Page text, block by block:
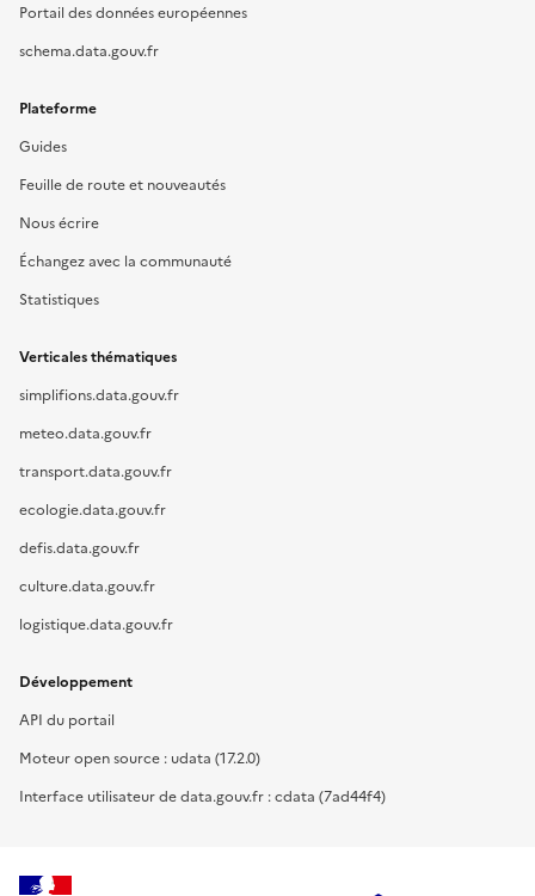
Portail des données européennes
schema.data.gouv.fr
Plateforme
Guides
Feuille de route et nouveautés
Nous écrire
Échangez avec la communauté
Statistiques
Verticales thématiques
simplifions.data.gouv.fr
meteo.data.gouv.fr
transport.data.gouv.fr
ecologie.data.gouv.fr
defis.data.gouv.fr
culture.data.gouv.fr
logistique.data.gouv.fr
Développement
API du portail
Moteur open source : udata (17.2.0)
Interface utilisateur de data.gouv.fr : cdata (7ad44f4)